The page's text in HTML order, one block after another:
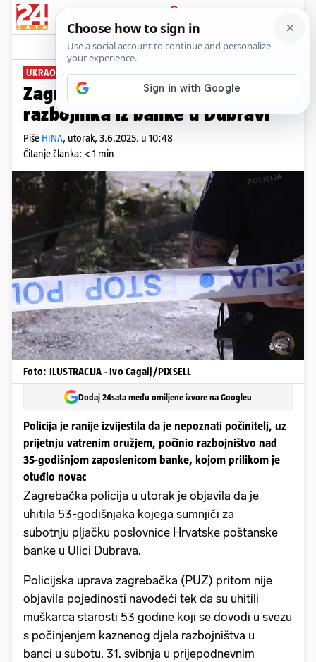
PRIJAVA
News Komentari
UKRAO TISUĆE EURA
Zagrebačka policija uhitila je
razbojnika iz banke u Dubravi
Piše HINA, utorak, 3.6.2025. u 10:48
Čitanje članka: < 1 min
Foto: ILUSTRACIJA - Ivo Cagalj/PIXSELL
Dodaj 24sata među omiljene izvore na Googleu
Policija je ranije izvijestila da je nepoznati počinitelj, uz
prijetnju vatrenim oružjem, počinio razbojništvo nad
35-godišnjom zaposlenicom banke, kojom prilikom je
otuđio novac
Zagrebačka policija u utorak je objavila da je
uhitila 53-godišnjaka kojega sumnjiči za
subotnju pljačku poslovnice Hrvatske poštanske
banke u Ulici Dubrava.
Policijska uprava zagrebačka (PUZ) pritom nije
objavila pojedinosti navodeći tek da su uhitili
muškarca starosti 53 godine koji se dovodi u svezu
s počinjenjem kaznenog djela razbojništva u
banci u subotu, 31. svibnja u prijepodnevnim